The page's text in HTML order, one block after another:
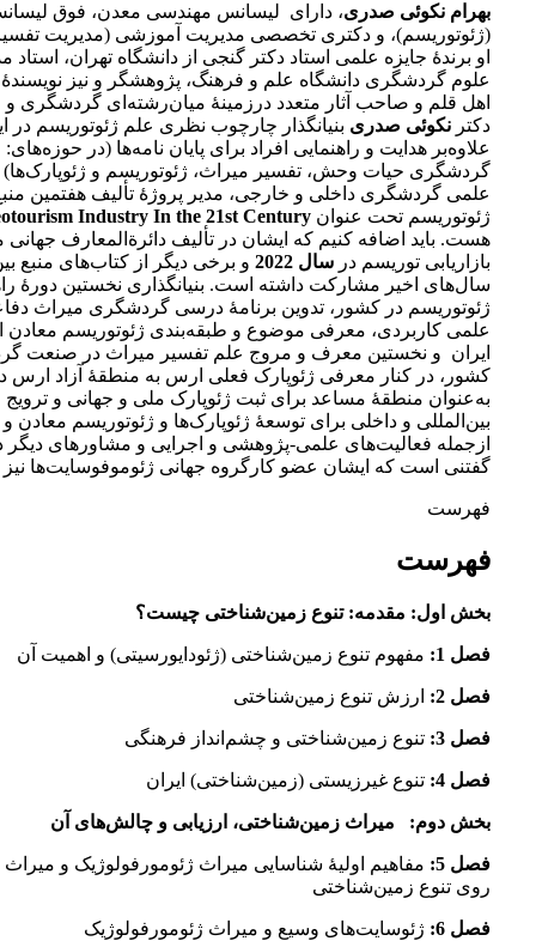
بهرام نکوئی صدری، دارای لیسانس مهندسی معدن، فوق
(ژئوتوریسم)، و دکتری تخصصی مدیریت آموزشی (مدیریت
او برندۀ جایزه علمی استاد دکتر گنجی از دانشگاه تهران، استاد
علوم گردشگری دانشگاه علم و فرهنگ، پژوهشگر و نیز نویسندۀ
اهل قلم و صاحب آثار متعدد درزمینۀ میان‌رشته‌ای گردشگری
دکتر نکوئی صدری بنیانگذار چارچوب نظری علم ژئوتوریسم در
علاوه‌بر هدایت و راهنمایی افراد برای پایان نامه‌ها (در
گردشگری حیات وحش، تفسیر میراث، ژئوتوریسم و
علمی گردشگری داخلی و خارجی، مدیر پروژۀ تألیف هفتمین
ژئوتوریسم تحت عنوان
هست. باید اضافه کنیم که ایشان در تألیف دائرةالمعارف جهانی
بازاریابی توریسم در سال 2022
و برخی دیگر از کتاب‌های منبع
سال‌های اخیر مشارکت داشته است. بنیانگذاری نخستین دورۀ
ژئوتوریسم در کشور، تدوین برنامۀ درسی گردشگری میراث
علمی کاربردی، معرفی موضوع و طبقه‌بندی ژئوتوریسم معادن
ایران و نخستین معرف و مروج علم تفسیر میراث در صنعت
کشور، در کنار معرفی ژئوپارک فعلی ارس به منطقۀ آزاد ارس
به‌عنوان منطقۀ مساعد برای ثبت ژئوپارک ملی و جهانی و ترویج
بین‌المللی و داخلی برای توسعۀ ژئوپارک‌ها و ژئوتوریسم
ازجمله فعالیت‌های علمی-پژوهشی و اجرایی و مشاورهای دیگر
گفتنی است که ایشان عضو کارگروه جهانی ژئوموفوسایت‌ها نیز
فهرست
فهرست
بخش اول: مقدمه: تنوع زمین‌شناختی چیست؟
فصل 1: مفهوم تنوع زمین‌شناختی (ژئودایورسیتی) و اهمیت آن
فصل 2: ارزش تنوع زمین‌شناختی
فصل 3: تنوع زمین‌شناختی و چشم‌انداز فرهنگی
فصل 4: تنوع غیرزیستی (زمین‌شناختی) ایران
بخش دوم: میراث زمین‌شناختی، ارزیابی و چالش‌های آن
فصل 5:
مفاهیم اولیۀ شناسایی میراث ژئومورفولوژیک و
روی تنوع زمین‌شناختی
فصل 6: ژئوسایت‌های وسیع و میراث ژئومورفولوژیک